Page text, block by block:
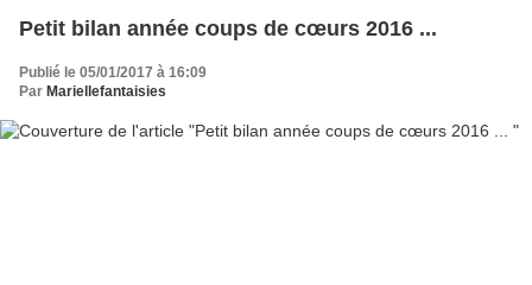
Petit bilan année coups de cœurs 2016 ...
Publié le 05/01/2017 à 16:09
Par Mariellefantaisies